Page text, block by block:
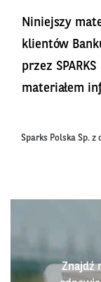
Niniejszy
klientów
przez
materiałem
Sparks Polska Sp. z
Znajdź